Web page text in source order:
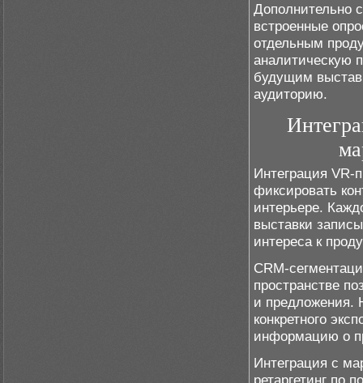
Дополнительно
встроенные
отдельным
аналитическую
будущим
аудиторию.
Интеграция VR-
фиксировать
интерьере.
выставки
интереса к
CRM-
пространстве
и предложения.
конкретного
информацию о
Интеграция с
ретаргетинг по